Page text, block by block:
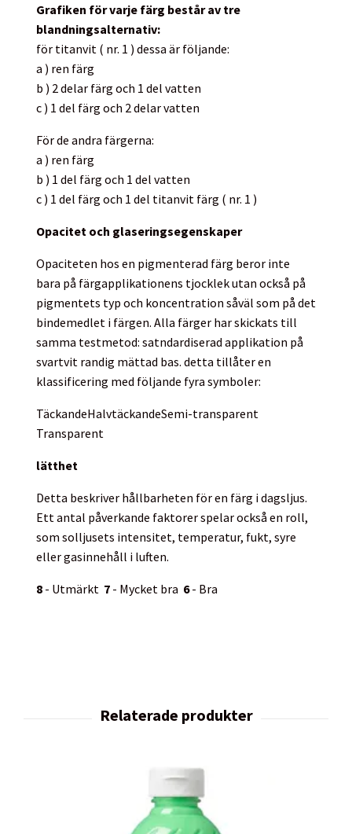
Grafiken för varje färg består av tre
blandningsalternativ:
för titanvit ( nr. 1 ) dessa är följande:
a ) ren färg
b ) 2 delar färg och 1 del vatten
c ) 1 del färg och 2 delar vatten
För de andra färgerna:
a ) ren färg
b ) 1 del färg och 1 del vatten
c ) 1 del färg och 1 del titanvit färg ( nr. 1 )
Opacitet och glaseringsegenskaper
Opaciteten hos en pigmenterad färg beror inte
bara på färgapplikationens tjocklek utan också på
pigmentets typ och koncentration såväl som på det
bindemedlet i färgen. Alla färger har skickats till
samma testmetod: satndardiserad applikation på
svartvit randig mättad bas. detta tillåter en
klassificering med följande fyra symboler:
TäckandeHalvtäckandeSemi-transparent
Transparent
lätthet
Detta beskriver hållbarheten för en färg i dagsljus.
Ett antal påverkande faktorer spelar också en roll,
som solljusets intensitet, temperatur, fukt, syre
eller gasinnehåll i luften.
8 - Utmärkt 7 - Mycket bra 6- Bra